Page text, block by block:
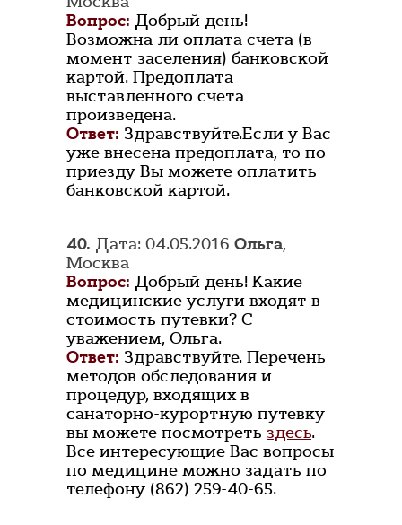
Вопрос: Добрый день!
Возможна ли оплата счета (в
момент заселения) банковской
картой. Предоплата
выставленного счета
произведена.
Ответ: Здравствуйте.Если у Вас
уже внесена предоплата, то по
приезду Вы можете оплатить
банковской картой.
40. Дата: 04.05.2016 Ольга,
Москва
Вопрос: Добрый день! Какие
медицинские услуги входят в
стоимость путевки? С
уважением, Ольга.
Ответ: Здравствуйте. Перечень
методов обследования и
процедур, входящих в
санаторно-курортную путевку
вы можете посмотреть здесь.
Все интересующие Вас вопросы
по медицине можно задать по
телефону (862) 259-40-65.